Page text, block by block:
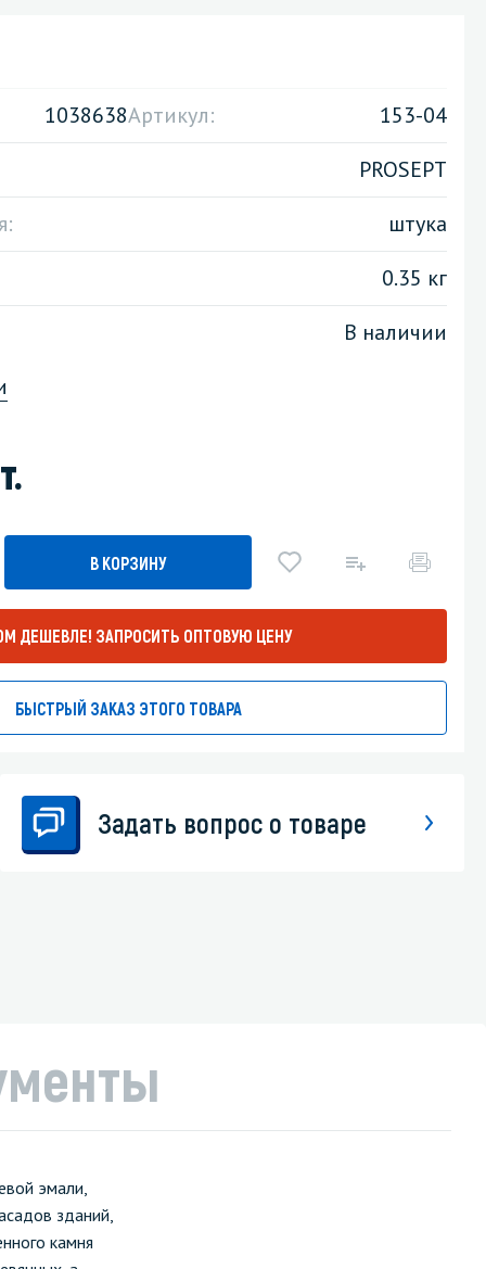
и грилей
машин1038638Артикул:
153-04
PROSEPT
штука
0.35 кг
В наличии
В КОРЗИНУ
ДЕШЕВЛЕ! ЗАПРОСИТЬ ОПТОВУЮ ЦЕНУ
БЫСТРЫЙ ЗАКАЗ ЭТОГО ТОВАРА
Задать вопрос о товаре
эмали,
зданий,
камня